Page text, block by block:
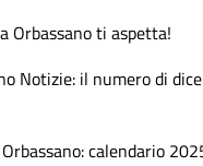
Orbassano ti aspetta!
Notizie: il numero di
calendario